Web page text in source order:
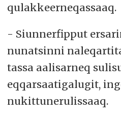
qulakkeerneqassaaq.
- Siunnerfipput
nunatsinni
tassa aalisarneq
eqqarsaatigalugit,
nukittunerulissaaq.